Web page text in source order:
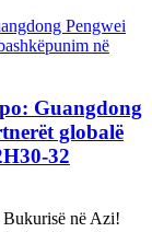
Guangdong
globalë
32
në Azi!